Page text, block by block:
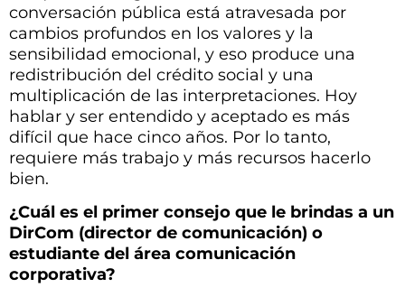
conversación pública está atravesada por
cambios profundos en los valores y la
sensibilidad emocional, y eso produce una
redistribución del crédito social y una
multiplicación de las interpretaciones. Hoy
hablar y ser entendido y aceptado es más
difícil que hace cinco años. Por lo tanto,
requiere más trabajo y más recursos hacerlo
bien.
¿Cuál es el primer consejo que le brindas a un
DirCom (director de comunicación) o
estudiante del área comunicación
corporativa?